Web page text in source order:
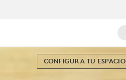
CONFIGURA TU ESPACIO